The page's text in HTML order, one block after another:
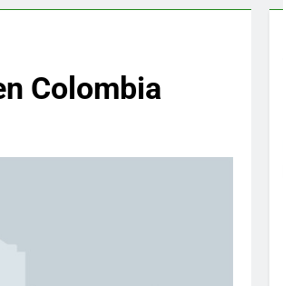
Colombia